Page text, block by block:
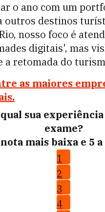
o ano com um
outros destinos
nosso foco é
digitais', mas
a retomada do
as maiores
qual sua
exame?
mais baixa e 5
1
2
3
4